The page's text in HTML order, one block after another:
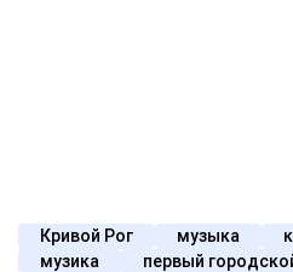
Кривой Рог музыка
музика
первый